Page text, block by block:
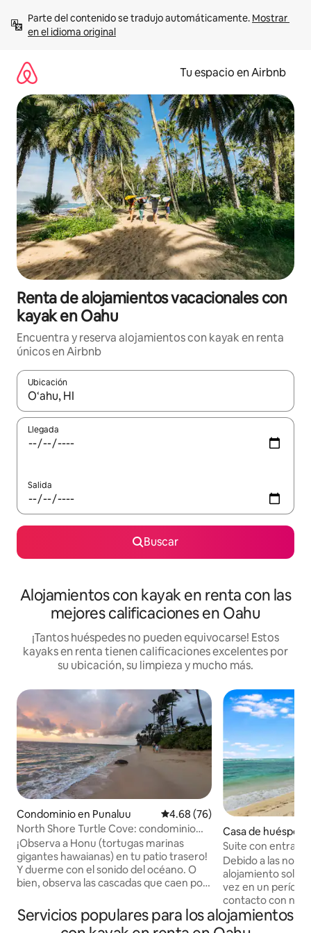
contenido
Parte del contenido se tradujo automáticamente. Mostrar
en el idioma original
Tu espacio en Airbnb
Renta de alojamientos vacacionales con
kayak en Oahu
Encuentra y reserva alojamientos con kayak en renta
únicos en Airbnb
Ubicación
Cuando los resultados estén disponibles, podrás navegar
Llegada
Salida
Buscar
Alojamientos con kayak en renta con las
mejores calificaciones en Oahu
¡Tantos huéspedes no pueden equivocarse! Estos
kayaks en renta tienen calificaciones excelentes por
su ubicación, su limpieza y mucho más.
Condominio en Punaluu Calificación promedio: 4.68 de
4.68 (76)
North Shore Turtle Cove: condominio
frente a la playa con aire acondicionado
¡Observa a Honu (tortugas marinas
gigantes hawaianas) en tu patio trasero!
Y duerme con el sonido del océano. O
bien, observa las cascadas que caen por
después de una fuerte lluvia.
Departamento reformado frente a la
Casa de
Suite con
de la playa
Debido a las
alojamiento solo
vez en un período de 30
contacto con
reservar. La
muestra en el
Servicios populares para los alojamientos